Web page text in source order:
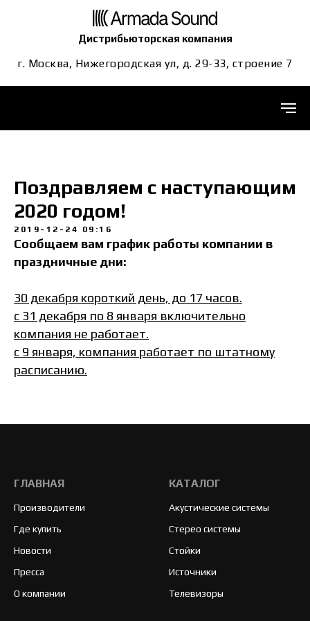
Дистрибьюторская компания
г. Москва, Нижегородская ул, д. 29-33, строение 7
Поздравляем с наступающим
2020 годом!
2019-12-24 09:16
Сообщаем вам график работы компании в
праздничные дни:
30 декабря короткий день, до 17 часов.
с 31 декабря по 8 января включительно
компания не работает.
с 9 января, компания работает по штатному
расписанию.
ГЛАВНАЯ
Производители
Где купить
Новости
Пресса
О компании
КАТАЛОГ
Акустические системы
Стерео системы
Стойки
Источники
Телевизоры